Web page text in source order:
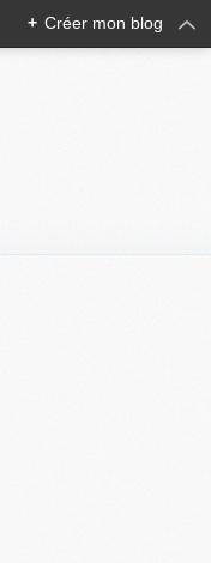
+ Créer mon blog